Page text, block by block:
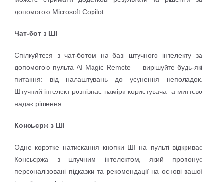
допомогою Microsoft Copilot.
Чат-бот з ШІ
Спілкуйтеся з чат-ботом на базі штучного інтелекту за
допомогою пульта AI Magic Remote — вирішуйте будь-які
питання: від налаштувань до усунення неполадок.
Штучний інтелект розпізнає наміри користувача та миттєво
надає рішення.
Консьєрж з ШІ
Одне коротке натискання кнопки ШІ на пульті відкриває
Консьєржа з штучним інтелектом, який пропонує
персоналізовані підказки та рекомендації на основі вашої